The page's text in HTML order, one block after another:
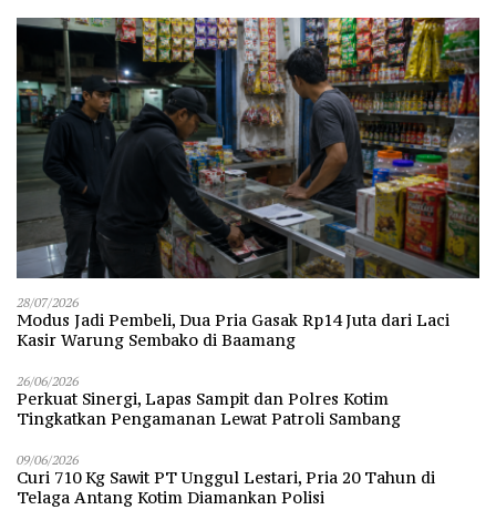
28/07/2026
Modus Jadi Pembeli, Dua Pria Gasak Rp14 Juta dari Laci
Kasir Warung Sembako di Baamang
26/06/2026
Perkuat Sinergi, Lapas Sampit dan Polres Kotim
Tingkatkan Pengamanan Lewat Patroli Sambang
09/06/2026
Curi 710 Kg Sawit PT Unggul Lestari, Pria 20 Tahun di
Telaga Antang Kotim Diamankan Polisi